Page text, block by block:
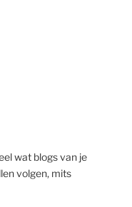
wat blogs van je
volgen, mits